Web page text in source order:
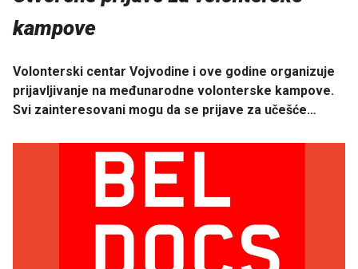
kampove
Volonterski centar Vojvodine i ove godine organizuje
prijavljivanje na međunarodne volonterske kampove.
Svi zainteresovani mogu da se prijave za učešće…